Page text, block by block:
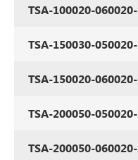
TSA-100020-
TSA-150030-
TSA-150020-
TSA-200050-
TSA-200050-